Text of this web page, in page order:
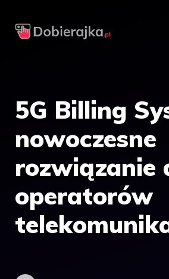
5G Billing
nowoczesne
rozwiązanie
operatorów